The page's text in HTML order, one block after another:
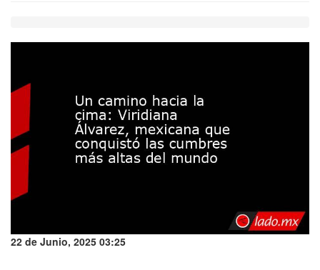
22 de Junio, 2025 03:25